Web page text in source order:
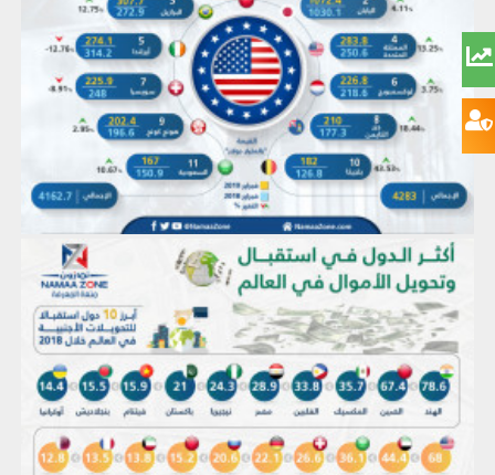
إنفوجرافيك: أكثر الدول في استقبال وتحويل الأموال في العالم